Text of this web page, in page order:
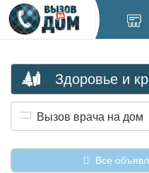
новое
Здоровье и
Вызов врача на дом
Все